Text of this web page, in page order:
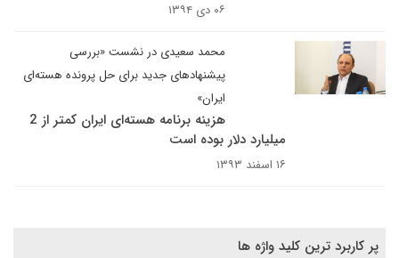
۰۶ دی ۱۳۹۴
محمد سعیدی در نشست «بررسی
پیشنهادهای جدید برای حل پرونده هسته‌ای
ایران»
هزینه برنامه هسته‌ای ایران کمتر از 2
میلیارد دلار بوده است
۱۶ اسفند ۱۳۹۳
پر کاربرد ترین کلید واژه ها